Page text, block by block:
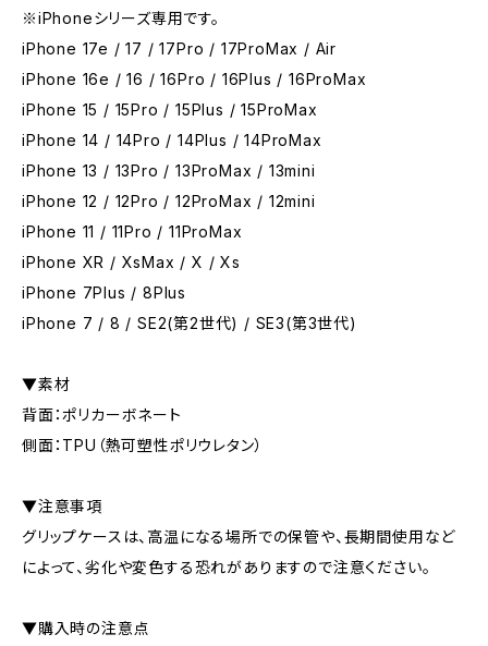
※iPhoneシリーズ専用です。
iPhone 17e / 17 / 17Pro / 17ProMax / Air
iPhone 16e / 16 / 16Pro / 16Plus / 16ProMax
iPhone 15 / 15Pro / 15Plus / 15ProMax
iPhone 14 / 14Pro / 14Plus / 14ProMax
iPhone 13 / 13Pro / 13ProMax / 13mini
iPhone 12 / 12Pro / 12ProMax / 12mini
iPhone 11 / 11Pro / 11ProMax
iPhone XR / XsMax / X / Xs
iPhone 7Plus / 8Plus
iPhone 7 / 8 / SE2(第2世代) / SE3(第3世代)
▼素材
背面：ポリカーボネート
側面：TPU（熱可塑性ポリウレタン）
▼注意事項
グリップケースは、高温になる場所での保管や、長期間使用など
によって、劣化や変色する恐れがありますので注意ください。
▼購入時の注意点